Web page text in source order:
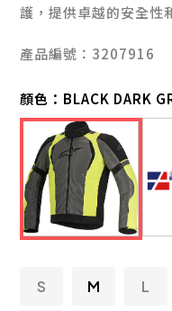
護，提供卓越的安全性
產品編號：3207916
顏色： BLACK DARK
S M L